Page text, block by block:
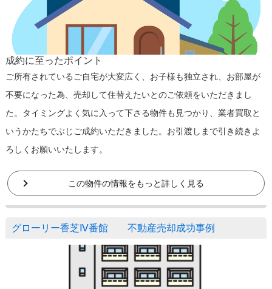
成約に至ったポイント
ご所有されているご自宅が大変広く、お子様も独立され、お部屋が
不要になった為、売却して住替えたいとのご依頼をいただきまし
た。タイミングよく気に入って下さる物件も見つかり、業者買取と
いうかたちでぶじご成約いただきました。お引渡しまで引き続きよ
ろしくお願いいたします。
この物件の情報をもっと詳しく見る
グローリー香芝Ⅳ番館 不動産売却成功事例